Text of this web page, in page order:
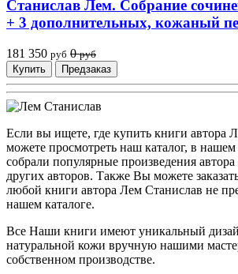
Станислав Лем. Собрание
+ 3 дополнительных, кожаный
181 350 руб 0 руб
Купить
Предзаказ
Если вы ищете, где купить книги автора
можете просмотреть наш каталог, в
собрали популярные произведения
других авторов. Также Вы можете
любой книги автора Лем Станислав не
нашем каталоге.
Все Наши книги имеют уникальный
натуральной кожи вручную нашими
собственном производстве.